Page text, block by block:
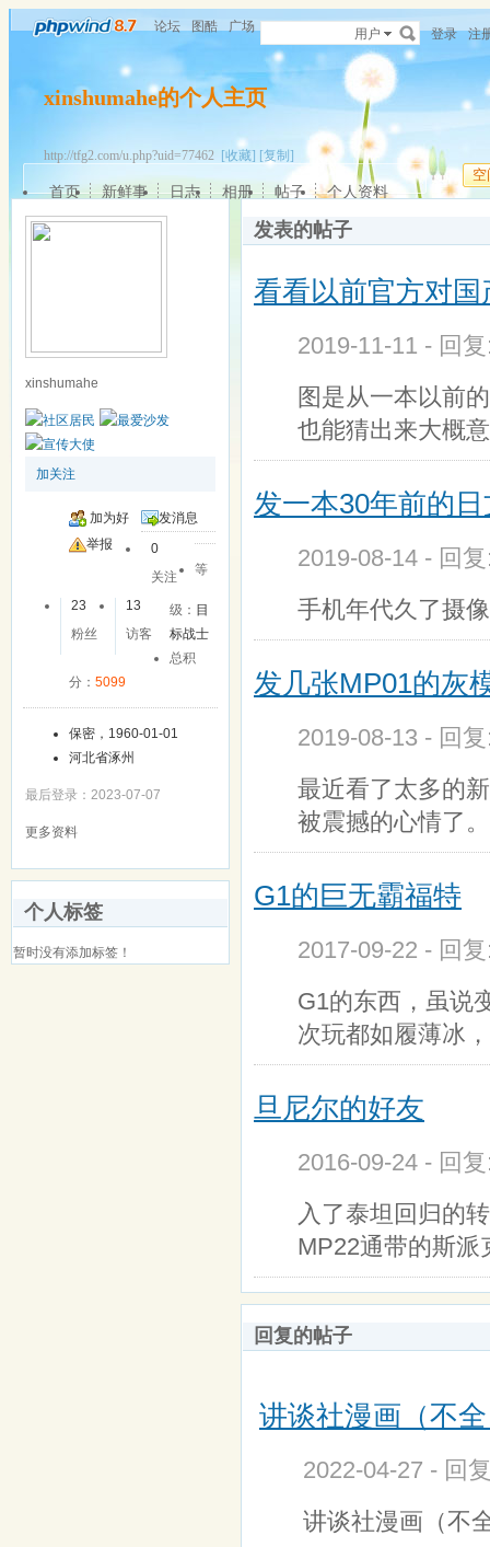
论坛 图酷 广场 用户 登录 注
xinshumahe的个人主页
http://tfg2.com/u.php?uid=77462 [收藏] [复制]
空
首页 新鲜事 日志 相册 帖子 个人资料
xinshumahe
加关注
加为好
友
发消息
举报
0
关注
23
粉丝
13
访客
等
级： 目
标战士
总积
分： 5099
保密，1960-01-01
河北省涿州
最后登录：2023-07-07
更多资料
个人标签
暂时没有添加标签！
发表的帖子
看看以前官方对
2019-11-11 - 回
图是从一本以前
也能猜出来大概
发一本30年前的
2019-08-14 - 回
手机年代久了摄
发几张MP01的灰
2019-08-13 - 回
最近看了太多的
被震撼的心情了
G1的巨无霸福特
2017-09-22 - 回
G1的东西，虽说
次玩都如履薄冰
旦尼尔的好友
2016-09-24 - 回
入了泰坦回归的
MP22通带的斯派
回复的帖子
讲谈社漫画（不
2022-04-27 - 回
讲谈社漫画（不